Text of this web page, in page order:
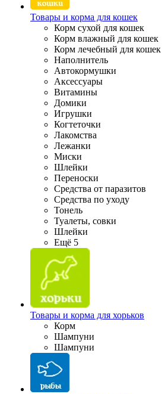
Товары и корма для кошек
Корм сухой для кошек
Корм влажный для кошек
Корм лечебный для кошек
Наполнитель
Автокормушки
Аксессуары
Витамины
Домики
Игрушки
Когтеточки
Лакомства
Лежанки
Миски
Шлейки
Переноски
Средства от паразитов
Средства по уходу
Тонель
Туалеты, совки
Шлейки
Ещё 5
Товары и корма для хорьков
Корм
Шампуни
Шампуни